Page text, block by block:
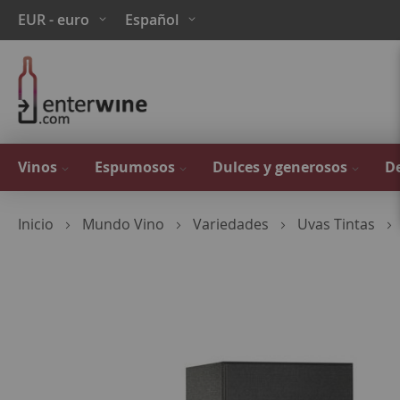
Ir
al
contenido
Moneda
EUR - euro Lenguaje
Español
Vinos Espumosos Dulces y generosos
Inicio Mundo Vino Variedades Uvas Tintas